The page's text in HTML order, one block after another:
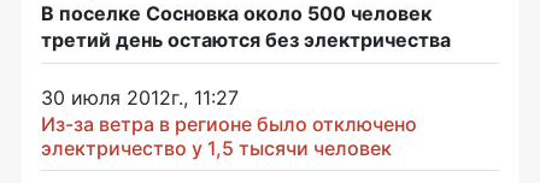
В поселке Сосновка около 500 человек
третий день остаются без электричества
30 июля 2012г., 11:27
Из-за ветра в регионе было отключено
электричество у 1,5 тысячи человек